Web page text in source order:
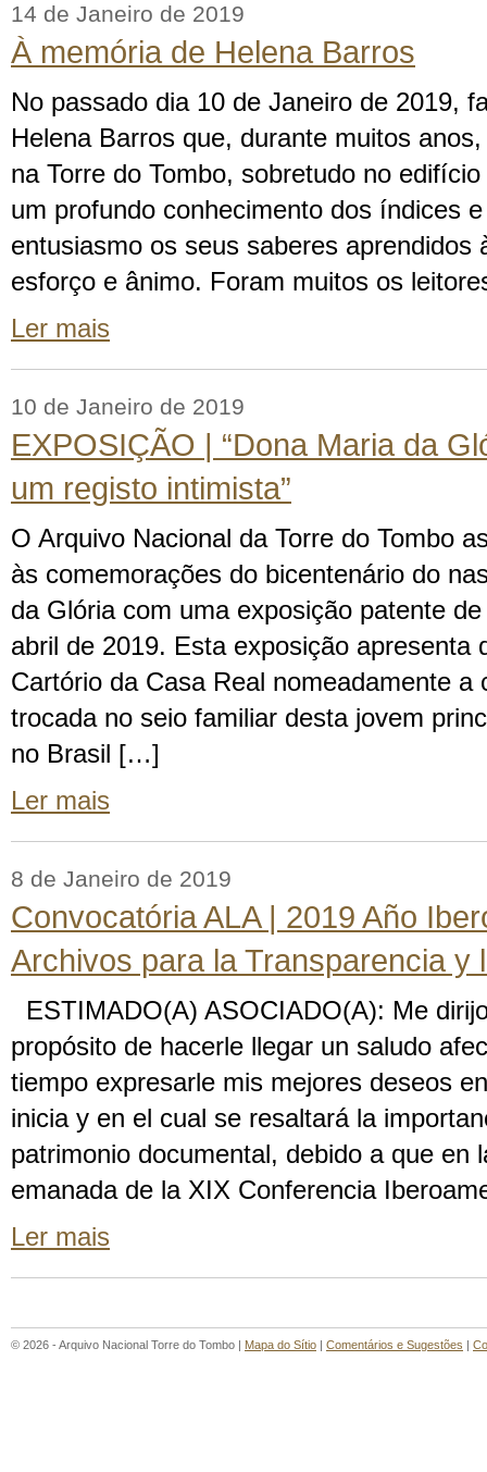
14 de Janeiro de 2019
À memória de Helena Barros
No passado dia 10 de Janeiro de 2019,
Helena Barros que, durante muitos
na Torre do Tombo, sobretudo no
um profundo conhecimento dos índices
entusiasmo os seus saberes aprendidos
esforço e ânimo. Foram muitos os
Ler mais
10 de Janeiro de 2019
EXPOSIÇÃO | “Dona Maria da
um registo intimista”
O Arquivo Nacional da Torre do Tombo
às comemorações do bicentenário do
da Glória com uma exposição patente
abril de 2019. Esta exposição apresenta
Cartório da Casa Real nomeadamente a
trocada no seio familiar desta jovem
no Brasil […]
Ler mais
8 de Janeiro de 2019
Convocatória ALA | 2019 Año
Archivos para la Transparencia y
ESTIMADO(A) ASOCIADO(A): Me
propósito de hacerle llegar un saludo
tiempo expresarle mis mejores deseos
inicia y en el cual se resaltará la
patrimonio documental, debido a que en
emanada de la XIX Conferencia
Ler mais
© 2026 - Arquivo Nacional Torre do Tombo | Mapa do Sítio | Comentários e Sugestões |